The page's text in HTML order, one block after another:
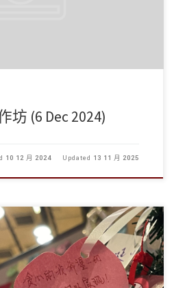
坊 (6 Dec 2024)
10 12 月 2024 Updated 13 11 月 2025